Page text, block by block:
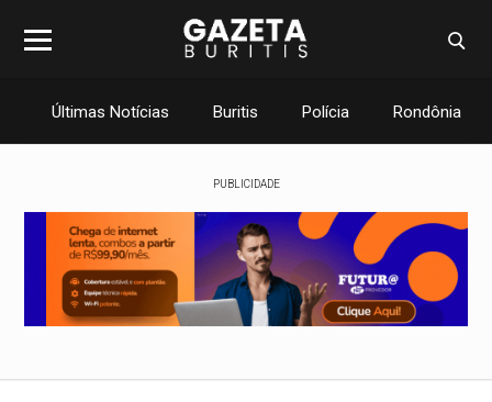
Últimas Notícias Buritis Polícia Rondônia
PUBLICIDADE